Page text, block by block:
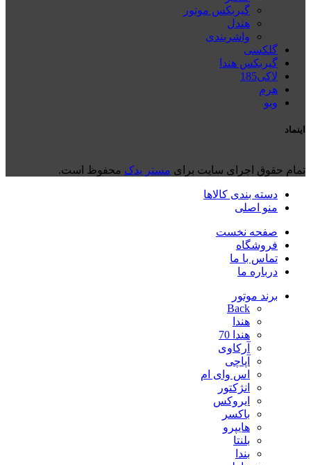
گیربکس موتور
هندل
واشربندی
گلکسی
گیربکس هندا
لاکی185
هرم
ويو
اینماد
تمام حقوق اجرای سایت برای مستر یدک محفوظ است.
دسته بندی کالاها
منو اصلی
صفحه نخست
فروشگاه
تماس با ما
درباره ما
برند موتور
Back
هندا
هندا 70
آرکاوی
آپاچی
اس وای ام
انژکتور
ایروکس
باکسر
هایپرو
بلنتا
بندا